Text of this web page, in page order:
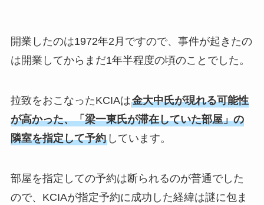
開業したのは1972年2月ですので、事件が起きたの
は開業してからまだ1年半程度の頃のことでした。
拉致をおこなったKCIAは金大中氏が現れる可能性
が高かった、「梁一東氏が滞在していた部屋」の
隣室を指定して予約しています。
部屋を指定しての予約は断られるのが普通でした
ので、KCIAが指定予約に成功した経緯は謎に包ま